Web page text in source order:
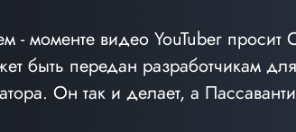
моменте видео YouTuber просит
быть передан разработчикам для
Он так и делает, а Пассаванти